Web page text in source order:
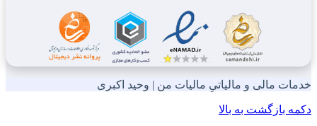
خدمات مالی و مالیاتیِ مالیات من | وحید اکبری
دکمه بازگشت به بالا